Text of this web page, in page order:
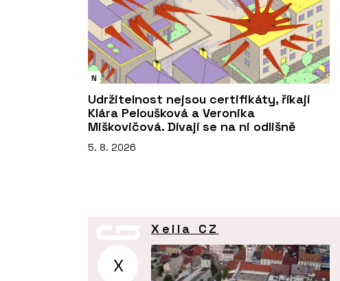
N
Udržitelnost nejsou certifikáty, říkají
Klára Peloušková a Veronika
Miškovičová. Dívají se na ni odlišně
5. 8. 2026
X
Xella CZ